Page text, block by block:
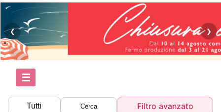
❮ ❯
☰
Tutti Cerca Filtro avanzato